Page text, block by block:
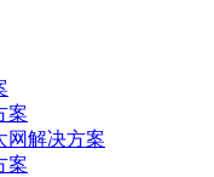
案
网解决方案
案